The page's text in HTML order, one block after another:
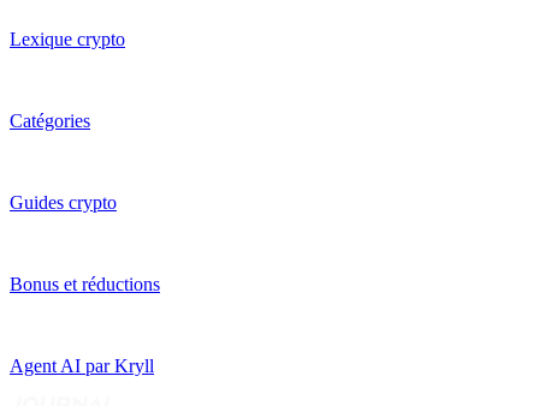
Lexique crypto
Catégories
Guides crypto
Bonus et réductions
Agent AI par Kryll